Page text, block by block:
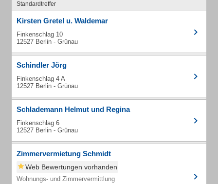
Standardtreffer
Kirsten Gretel u. Waldemar
Finkenschlag 10
12527 Berlin - Grünau
Schindler Jörg
Finkenschlag 4 A
12527 Berlin - Grünau
Schlademann Helmut und Regina
Finkenschlag 6
12527 Berlin - Grünau
Zimmervermietung Schmidt
Web Bewertungen vorhanden
Wohnungs- und Zimmervermittlung